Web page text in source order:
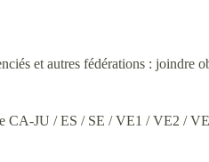
et autres fédérations : joindre
CA-JU / ES / SE / VE1 / VE2 /